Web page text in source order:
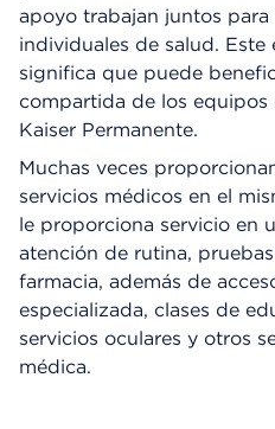
apoyo trabajan juntos
individuales de salud.
significa que puede
compartida de los
Kaiser Permanente.
Muchas veces
servicios médicos en el
le proporciona servicio en
atención de rutina,
farmacia, además de
especializada, clases de
servicios oculares y otros
médica.